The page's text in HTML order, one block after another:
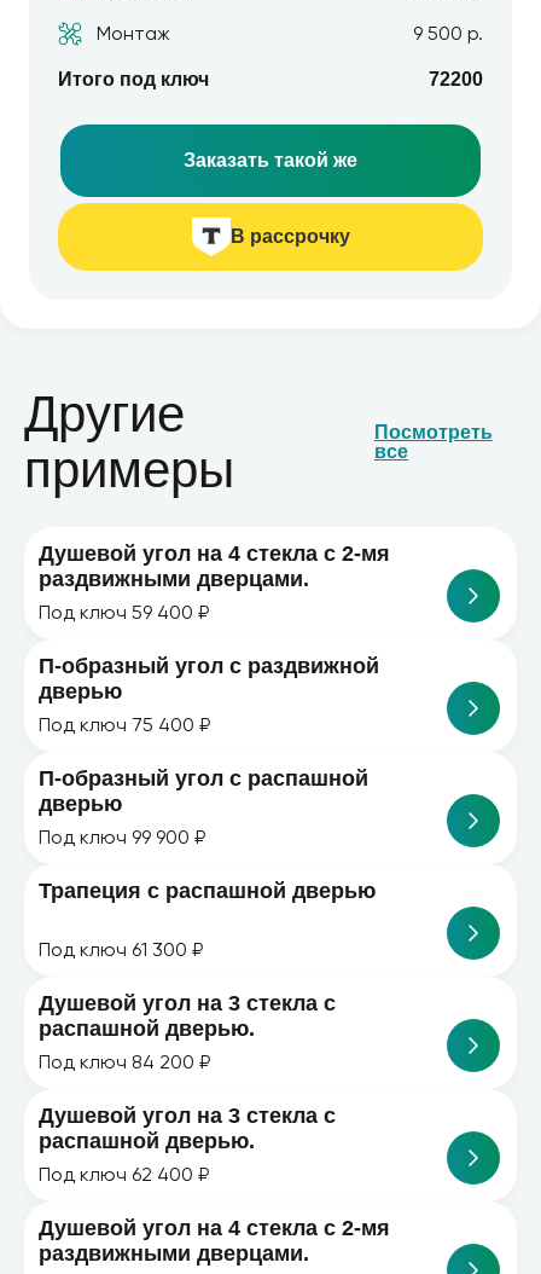
Монтаж
9 500 р.
Итого под ключ 72200
Заказать такой же
В рассрочку
Другие
примеры
Посмотреть
все
Душевой угол на 4 стекла с 2-мя
раздвижными дверцами.
Под ключ 59 400 ₽
П-образный угол с раздвижной
дверью
Под ключ 75 400 ₽
П-образный угол с распашной
дверью
Под ключ 99 900 ₽
Трапеция с распашной дверью
Под ключ 61 300 ₽
Душевой угол на 3 стекла с
распашной дверью.
Под ключ 84 200 ₽
Душевой угол на 3 стекла с
распашной дверью.
Под ключ 62 400 ₽
Душевой угол на 4 стекла с 2-мя
раздвижными дверцами.